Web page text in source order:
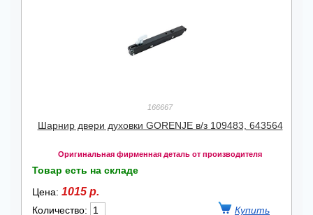
166667
Шарнир двери духовки GORENJE в/з 109483, 643564
Оригинальная фирменная деталь от производителя
Товар есть на складе
Цена: 1015 р.
Количество: